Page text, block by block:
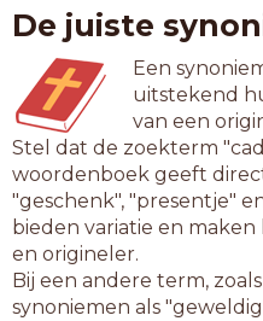
De juiste
Een
uitstekend
van een
Stel dat de zoekterm
woordenboek geeft
"geschenk", "presentje"
bieden variatie en
en origineler.
Bij een andere term,
synoniemen als